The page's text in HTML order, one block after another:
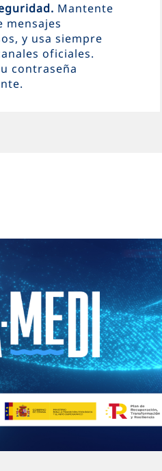
Mantente
mensajes
y usa siempre
oficiales.
contraseña